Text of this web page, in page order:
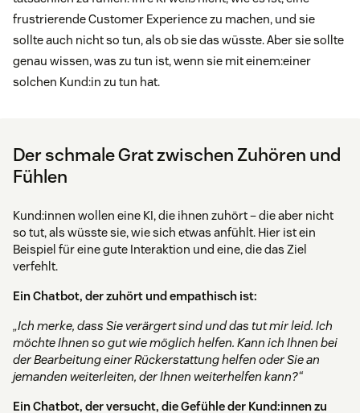
frustrierende Customer Experience zu machen, und sie
sollte auch nicht so tun, als ob sie das wüsste. Aber sie sollte
genau wissen, was zu tun ist, wenn sie mit einem:einer
solchen Kund:in zu tun hat.
Der schmale Grat zwischen Zuhören und
Fühlen
Kund:innen wollen eine KI, die ihnen zuhört – die aber nicht
so tut, als wüsste sie, wie sich etwas anfühlt. Hier ist ein
Beispiel für eine gute Interaktion und eine, die das Ziel
verfehlt.
Ein Chatbot, der zuhört und empathisch ist:
„Ich merke, dass Sie verärgert sind und das tut mir leid. Ich
möchte Ihnen so gut wie möglich helfen. Kann ich Ihnen bei
der Bearbeitung einer Rückerstattung helfen oder Sie an
jemanden weiterleiten, der Ihnen weiterhelfen kann?“
Ein Chatbot, der versucht, die Gefühle der Kund:innen zu